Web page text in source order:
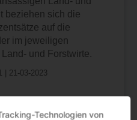
beziehen sich die
auf die
im jeweiligen
und Forstwirte.
| 21-03-2023
Technologien von